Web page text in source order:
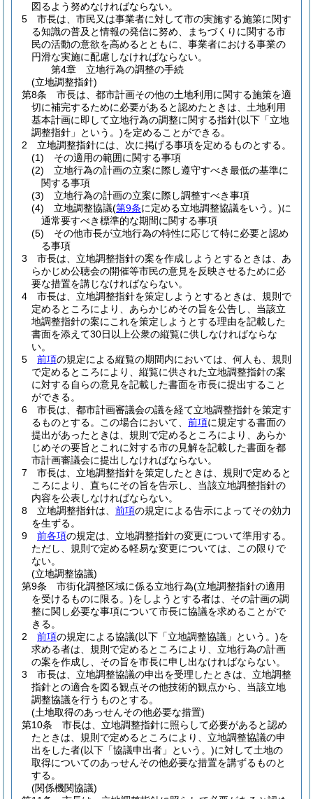
図るよう努めなければならない。
5
市長は、市民又は事業者に対して市の実施する施策に関す
る知識の普及と情報の発信に努め、まちづくりに関する市
民の活動の意欲を高めるとともに、事業者における事業の
円滑な実施に配慮しなければならない。
第4章
立地行為の調整の手続
(立地調整指針)
第8条
市長は、都市計画その他の土地利用に関する施策を適
切に補完するために必要があると認めたときは、土地利用
基本計画に即して立地行為の調整に関する指針(以下「立地
調整指針」という。)を定めることができる。
2
立地調整指針には、次に掲げる事項を定めるものとする。
(1)
その適用の範囲に関する事項
(2)
立地行為の計画の立案に際し遵守すべき最低の基準に
関する事項
(3)
立地行為の計画の立案に際し調整すべき事項
(4)
立地調整協議(第9条に定める立地調整協議をいう。)に
通常要すべき標準的な期間に関する事項
(5)
その他市長が立地行為の特性に応じて特に必要と認め
る事項
3
市長は、立地調整指針の案を作成しようとするときは、あ
らかじめ公聴会の開催等市民の意見を反映させるために必
要な措置を講じなければならない。
4
市長は、立地調整指針を策定しようとするときは、規則で
定めるところにより、あらかじめその旨を公告し、当該立
地調整指針の案にこれを策定しようとする理由を記載した
書面を添えて30日以上公衆の縦覧に供しなければならな
い。
5
前項の規定による縦覧の期間内においては、何人も、規則
で定めるところにより、縦覧に供された立地調整指針の案
に対する自らの意見を記載した書面を市長に提出すること
ができる。
6
市長は、都市計画審議会の議を経て立地調整指針を策定す
るものとする。
この場合において、 前項に規定する書面の
提出があったときは、規則で定めるところにより、あらか
じめその要旨とこれに対する市の見解を記載した書面を都
市計画審議会に提出しなければならない。
7
市長は、立地調整指針を策定したときは、規則で定めると
ころにより、直ちにその旨を告示し、当該立地調整指針の
内容を公表しなければならない。
8
立地調整指針は、 前項の規定による告示によってその効力
を生ずる。
9
前各項の規定は、立地調整指針の変更について準用する。
ただし、規則で定める軽易な変更については、この限りで
ない。
(立地調整協議)
第9条
市街化調整区域に係る立地行為(立地調整指針の適用
を受けるものに限る。)をしようとする者は、その計画の調
整に関し必要な事項について市長に協議を求めることがで
きる。
2
前項の規定による協議(以下「立地調整協議」という。)を
求める者は、規則で定めるところにより、立地行為の計画
の案を作成し、その旨を市長に申し出なければならない。
3
市長は、立地調整協議の申出を受理したときは、立地調整
指針との適合を図る観点その他技術的観点から、当該立地
調整協議を行うものとする。
(土地取得のあっせんその他必要な措置)
第10条
市長は、立地調整指針に照らして必要があると認め
たときは、規則で定めるところにより、立地調整協議の申
出をした者(以下「協議申出者」という。)に対して土地の
取得についてのあっせんその他必要な措置を講ずるものと
する。
(関係機関協議)